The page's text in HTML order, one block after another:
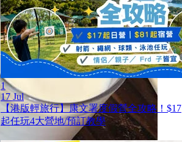
1
17 Jul
【港版輕旅行】康文署度假營全攻略！$17
起任玩4大營地/預訂教學